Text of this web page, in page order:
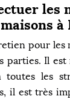
les
à
pour les
parties. Il
toutes les
il est très